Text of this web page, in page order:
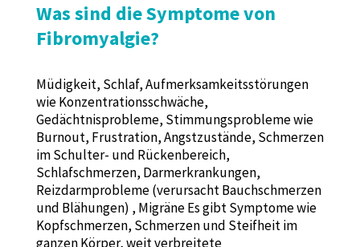
Was sind die Symptome von
Fibromyalgie?
Müdigkeit, Schlaf, Aufmerksamkeitsstörungen
wie Konzentrationsschwäche,
Gedächtnisprobleme, Stimmungsprobleme wie
Burnout, Frustration, Angstzustände, Schmerzen
im Schulter- und Rückenbereich,
Schlafschmerzen, Darmerkrankungen,
Reizdarmprobleme (verursacht Bauchschmerzen
und Blähungen) , Migräne Es gibt Symptome wie
Kopfschmerzen, Schmerzen und Steifheit im
ganzen Körper, weit verbreitete